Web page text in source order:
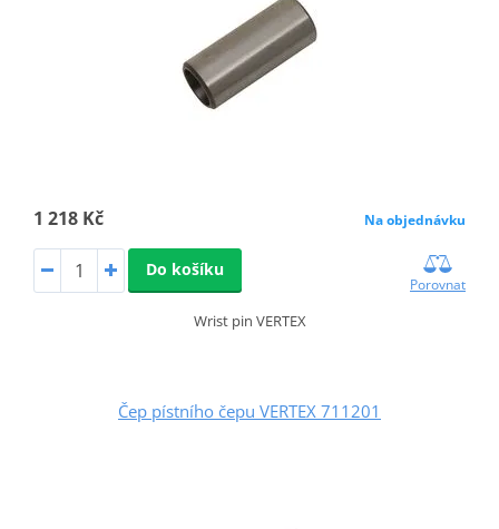
1 218 Kč Na objednávku
Do košíku
Porovnat
Wrist pin VERTEX
Čep pístního čepu VERTEX 711201